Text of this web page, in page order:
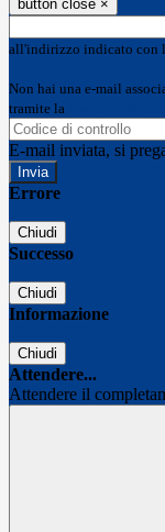
button close ×
all'indirizzo indicato con
Non hai una e-mail
tramite la
E-mail inviata, si
Errore
Chiudi
Successo
Chiudi
Informazione
Chiudi
Attendere...
Attendere il